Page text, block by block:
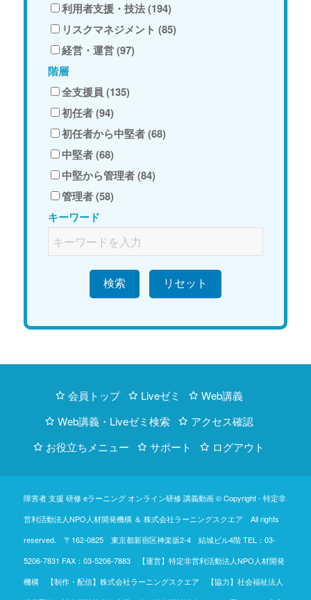
利用者支援・技法 (194)
リスクマネジメント (85)
経営・運営 (97)
階層
全支援員 (135)
初任者 (94)
初任者から中堅者 (68)
中堅者 (68)
中堅から管理者 (84)
管理者 (58)
キーワード
検索
会員トップ Liveゼミ
Web講義
Web講義・Liveゼミ検索
アクセス確認
お役立ちメニュー
サポート ログアウト
障害者 支援 研修 eラーニング オンライン研修 講義動画 © Copyright - 特定非
営利活動法人NPO人材開発機構＆ 株式会社ラーニングスクエア All rights
reserved. 〒162-0825 東京都新宿区神楽坂2-4 結城ビル4階TEL：03-
5206-7831 FAX：03-5206-7883 【運営】特定非営利活動法人NPO人材開発
機構 【制作・配信】株式会社ラーニングスクエア 【協力】社会福祉法人